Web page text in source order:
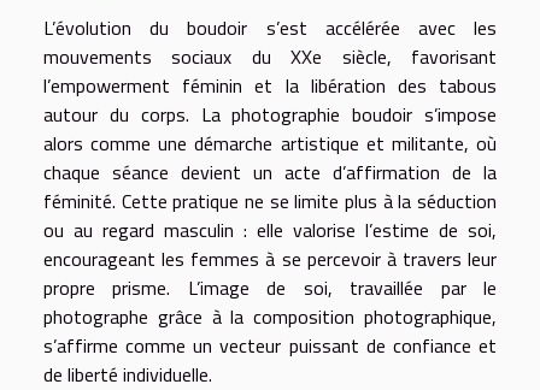
L’évolution du boudoir s’est accélérée avec les
mouvements sociaux du XXe siècle, favorisant
l’empowerment féminin et la libération des tabous
autour du corps. La photographie boudoir s’impose
alors comme une démarche artistique et militante, où
chaque séance devient un acte d’affirmation de la
féminité. Cette pratique ne se limite plus à la séduction
ou au regard masculin : elle valorise l’estime de soi,
encourageant les femmes à se percevoir à travers leur
propre prisme. L’image de soi, travaillée par le
photographe grâce à la composition photographique,
s’affirme comme un vecteur puissant de confiance et
de liberté individuelle.